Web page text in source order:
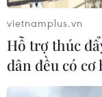
vietnamplus.vn
Hỗ trợ thúc
dân đều có